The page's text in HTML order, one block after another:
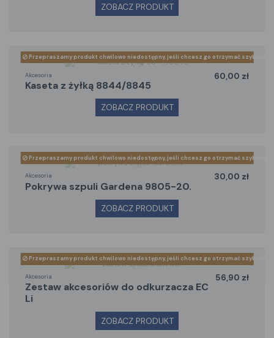
ZOBACZ PRODUKT
Przepraszamy produkt chwilowo niedostępny, jeśli chcesz go otrzymać szybciej
Akcesoria
kaseta z żyłką 8844/8845
60,00 zł
ZOBACZ PRODUKT
Przepraszamy produkt chwilowo niedostępny, jeśli chcesz go otrzymać szybciej
Akcesoria
pokrywa szpuli Gardena 9805-20.
30,00 zł
ZOBACZ PRODUKT
Przepraszamy produkt chwilowo niedostępny, jeśli chcesz go otrzymać szybciej
Akcesoria
zestaw akcesoriów do odkurzacza EC
Li
56,90 zł
ZOBACZ PRODUKT